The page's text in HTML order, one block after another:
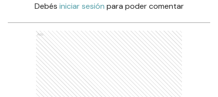
Debés iniciar sesión para poder comentar
Ads